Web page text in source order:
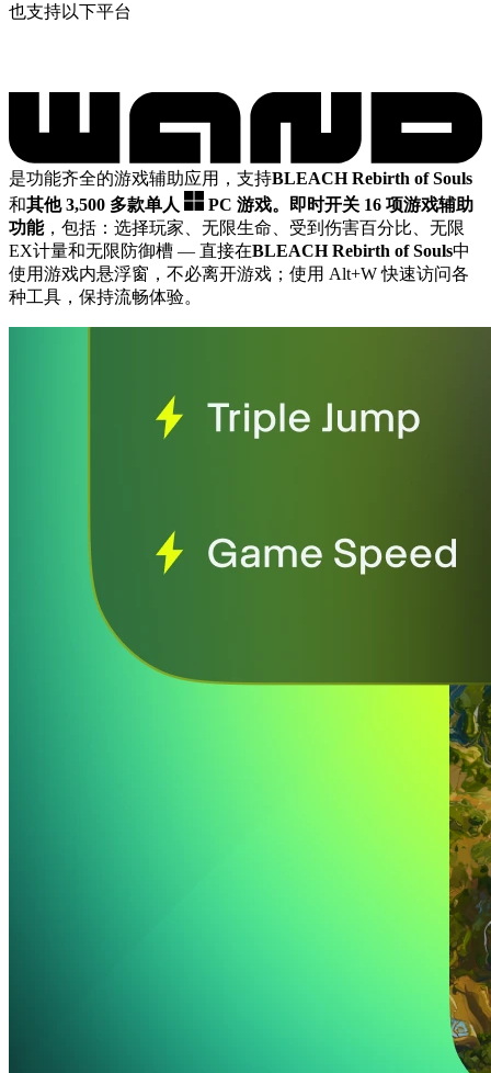
也支持以下平台
是功能齐全的游戏辅助应用，支持BLEACH Rebirth of Souls
和其他 3,500 多款单人 PC 游戏。
即时开关 16 项游戏辅助
功能，包括：选择玩家、无限生命、受到伤害百分比、无限
EX计量和无限防御槽 — 直接在BLEACH Rebirth of Souls中
使用游戏内悬浮窗，不必离开游戏；使用 Alt+W 快速访问各
种工具，保持流畅体验。